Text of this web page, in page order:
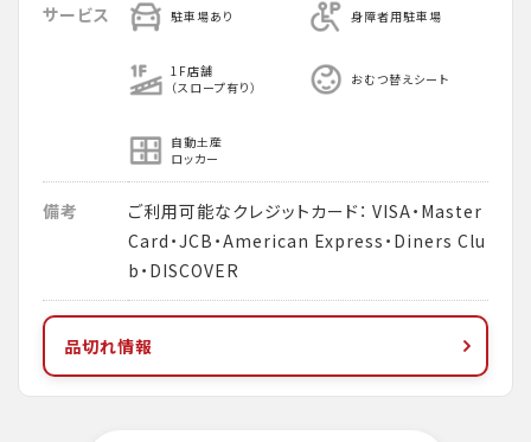
サービス 駐車場あり 身障者用駐車場
1F店舗
（スロープ有り）
おむつ替えシート
自動土産
ロッカー
備考
ご利用可能なクレジットカード： VISA・Master
Card・JCB・American Express・Diners Clu
b・DISCOVER
品切れ情報